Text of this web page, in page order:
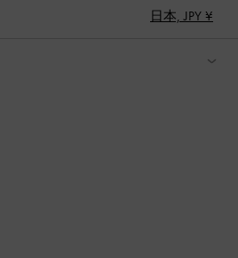
日本, JPY ¥